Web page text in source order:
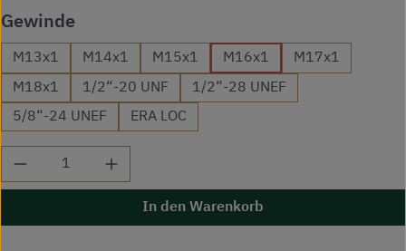
Gewindeauswählen
M13x1 M14x1 M15x1 M16x1 M17x1
M18x1 1/2“-20 UNF
1/2“-28 UNEF
5/8“-24 UNEF
ERA LOC
Produkt Anzahl: Gib den gewünschten
In den Warenkorb